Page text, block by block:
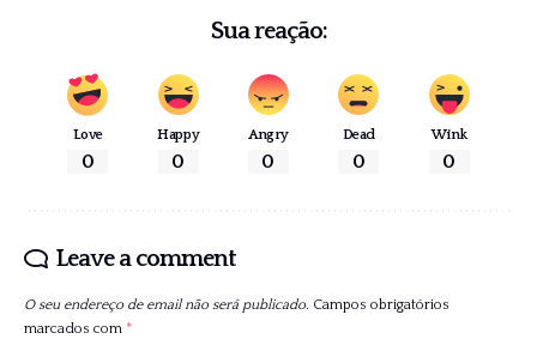
Sua reação:
Love
0
Happy
0
Angry
0
Dead
0
Wink
0
Leave a comment
O seu endereço de email não será publicado. Campos obrigatórios
marcados com *